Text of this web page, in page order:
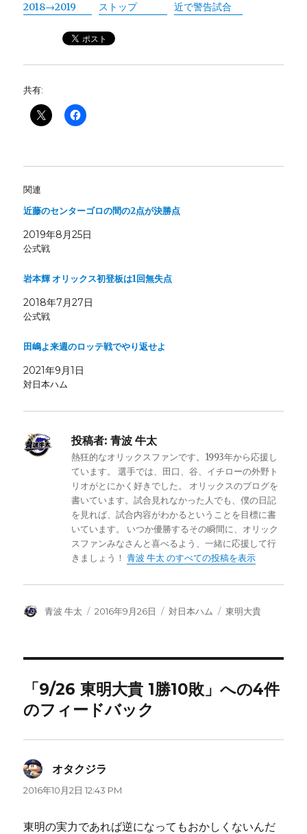
2018→2019
ストップ
近で警告試合
共有:
関連
近藤のセンターゴロの間の2点が決勝点
2019年8月25日
公式戦
岩本輝 オリックス初登板は1回無失点
2018年7月27日
公式戦
田嶋よ来週のロッテ戦でやり返せよ
2021年9月1日
対日本ハム
投稿者: 青波 牛太
熱狂的なオリックスファンです。1993年から応援し
ています。 選手では、田口、谷、イチローの外野ト
リオがとにかく好きでした。 オリックスのブログを
書いています。試合見れなかった人でも、僕の日記
を見れば、試合内容がわかるということを目標に書
いています。 いつか優勝するその瞬間に、オリック
スファンみなさんと喜べるよう、一緒に応援して行
きましょう！青波 牛太 のすべての投稿を表示
投
青波 牛太
投
2016年9月26日
カ
対日本ハム
タ
東明大貴
「9/26 東明大貴 1勝10敗」への4件
のフィードバック
オタクジラ
り:
2016年10月2日 12:43 PM
東明の実力であれば逆になってもおかしくないんだ